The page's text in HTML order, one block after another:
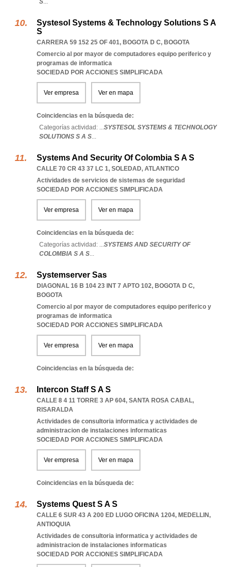
S...
Systesol Systems & Technology Solutions S A
S
CARRERA 59 152 25 OF 401, BOGOTA D C, BOGOTA
Comercio al por mayor de computadores equipo periferico y
programas de informatica
SOCIEDAD POR ACCIONES SIMPLIFICADA
Ver empresa Ver en mapa
Coincidencias en la búsqueda de:
Categorías actividad: ...SYSTESOL SYSTEMS & TECHNOLOGY
SOLUTIONS S A S...
Systems And Security Of Colombia S A S
CALLE 70 CR 43 37 LC 1, SOLEDAD, ATLANTICO
Actividades de servicios de sistemas de seguridad
SOCIEDAD POR ACCIONES SIMPLIFICADA
Ver empresa Ver en mapa
Coincidencias en la búsqueda de:
Categorías actividad: ...SYSTEMS AND SECURITY OF
COLOMBIA S A S...
Systemserver Sas
DIAGONAL 16 B 104 23 INT 7 APTO 102, BOGOTA D C,
BOGOTA
Comercio al por mayor de computadores equipo periferico y
programas de informatica
SOCIEDAD POR ACCIONES SIMPLIFICADA
Ver empresa Ver en mapa
Coincidencias en la búsqueda de:
Intercon Staff S A S
CALLE 8 4 11 TORRE 3 AP 604, SANTA ROSA CABAL,
RISARALDA
Actividades de consultoria informatica y actividades de
administracion de instalaciones informaticas
SOCIEDAD POR ACCIONES SIMPLIFICADA
Ver empresa Ver en mapa
Coincidencias en la búsqueda de:
Systems Quest S A S
CALLE 6 SUR 43 A 200 ED LUGO OFICINA 1204, MEDELLIN,
ANTIOQUIA
Actividades de consultoria informatica y actividades de
administracion de instalaciones informaticas
SOCIEDAD POR ACCIONES SIMPLIFICADA